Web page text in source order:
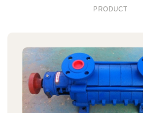
PRODUCT